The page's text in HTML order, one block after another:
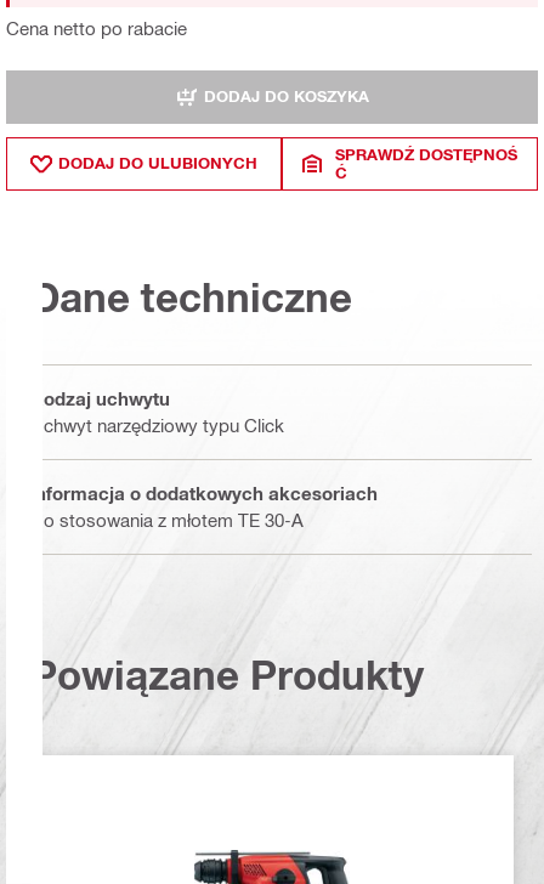
Cena netto po rabacie
DODAJ DO KOSZYKA
DODAJ DO ULUBIONYCH
SPRAWDŹ DOSTĘPNOŚ
Ć
Dane techniczne
Rodzaj uchwytu
Uchwyt narzędziowy typu Click
Informacja o dodatkowych akcesoriach
Do stosowania z młotem TE 30-A
Powiązane Produkty